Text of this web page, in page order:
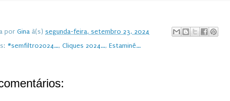
por Gina à(s) segunda-feira, setembro 23, 2024
#semfiltro2024..., Cliques 2024..., Estaminé...